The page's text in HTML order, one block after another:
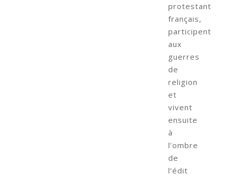
protestant
français,
participent
aux
guerres
de
religion
et
vivent
ensuite
à
l’ombre
de
l’édit